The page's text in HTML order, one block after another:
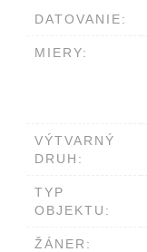
DATOVANIE:
MIERY:
VÝTVARNÝ
DRUH:
TYP
OBJEKTU:
ŽÁNER: